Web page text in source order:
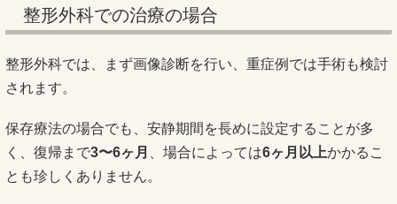
整形外科での治療の場合
整形外科では、まず画像診断を行い、重症例では手術も検討
されます。
保存療法の場合でも、安静期間を長めに設定することが多
く、復帰まで3〜6ヶ月 、場合によっては6ヶ月以上かかるこ
とも珍しくありません。